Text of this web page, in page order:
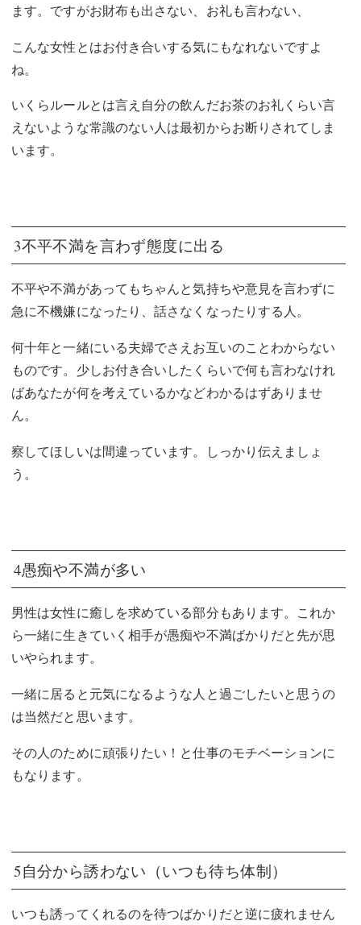
ます。ですがお財布も出さない、お礼も言わない、
こんな女性とはお付き合いする気にもなれないですよ
ね。
いくらルールとは言え自分の飲んだお茶のお礼くらい言
えないような常識のない人は最初からお断りされてしま
います。
3不平不満を言わず態度に出る
不平や不満があってもちゃんと気持ちや意見を言わずに
急に不機嫌になったり、話さなくなったりする人。
何十年と一緒にいる夫婦でさえお互いのことわからない
ものです。少しお付き合いしたくらいで何も言わなけれ
ばあなたが何を考えているかなどわかるはずありませ
ん。
察してほしいは間違っています。しっかり伝えましょ
う。
4愚痴や不満が多い
男性は女性に癒しを求めている部分もあります。これか
ら一緒に生きていく相手が愚痴や不満ばかりだと先が思
いやられます。
一緒に居ると元気になるような人と過ごしたいと思うの
は当然だと思います。
その人のために頑張りたい！と仕事のモチベーションに
もなります。
5自分から誘わない（いつも待ち体制）
いつも誘ってくれるのを待つばかりだと逆に疲れません